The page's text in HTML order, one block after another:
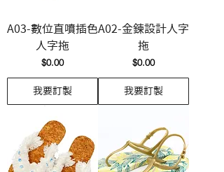
A03-數位直噴插色
人字拖
價格
$0.00
我要訂製
A02-金鍊設計人字
拖
價格
$0.00
我要訂製